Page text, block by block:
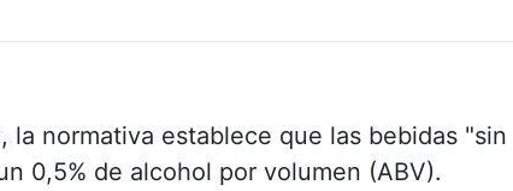
la normativa establece que las bebidas "sin
0,5% de alcohol por volumen (ABV).